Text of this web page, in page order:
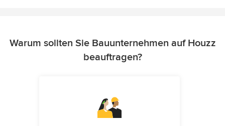
Warum sollten Sie Bauunternehmen auf Houzz
beauftragen?